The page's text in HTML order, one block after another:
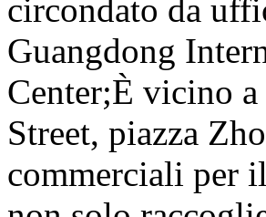
circondato da
Guangdong
Center;È vicino
Street, piazza
commerciali per